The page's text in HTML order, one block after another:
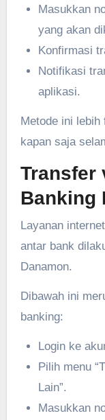
Masukkan
yang akan
Konfirmasi
Notifikasi
aplikasi.
Metode ini
kapan saja
Transfer
Banking
Layanan
antar bank
Danamon.
Dibawah ini
banking:
Login ke
Pilih menu
Lain”.
Masukkan